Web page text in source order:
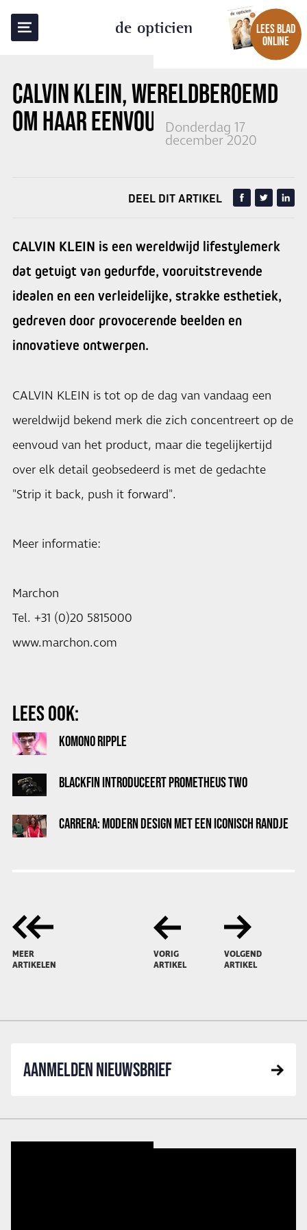
de opticien
LEES BLAD
ONLINE
CALVIN KLEIN, WERELDBEROEMD
OM HAAR EENVOUD
Donderdag 17
december 2020
TERUG NAAR OVERZICHT
DEEL DIT ARTIKEL
CALVIN KLEIN is een wereldwijd lifestylemerk
dat getuigt van gedurfde, vooruitstrevende
idealen en een verleidelijke, strakke esthetiek,
gedreven door provocerende beelden en
innovatieve ontwerpen.
CALVIN KLEIN is tot op de dag van vandaag een
wereldwijd bekend merk die zich concentreert op de
eenvoud van het product, maar die tegelijkertijd
over elk detail geobsedeerd is met de gedachte
"Strip it back, push it forward".
Meer informatie:
Marchon
Tel. +31 (0)20 5815000
www.marchon.com
LEES OOK:
KOMONO RIPPLE
BLACKFIN INTRODUCEERT PROMETHEUS TWO
CARRERA: MODERN DESIGN MET EEN ICONISCH RANDJE
MEER
ARTIKELEN
VORIG
ARTIKEL
VOLGEND
ARTIKEL
AANMELDEN NIEUWSBRIEF